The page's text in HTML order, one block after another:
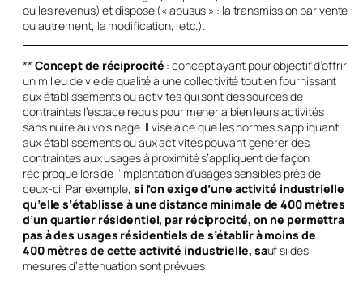
ou les revenus) et disposé (« abusus » : la transmission par vente
ou autrement, la modification, etc.).
** Concept de réciprocité : concept ayant pour objectif d’offrir
un milieu de vie de qualité à une collectivité tout en fournissant
aux établissements ou activités qui sont des sources de
contraintes l’espace requis pour mener à bien leurs activités
sans nuire au voisinage. Il vise à ce que les normes s’appliquant
aux établissements ou aux activités pouvant générer des
contraintes aux usages à proximité s’appliquent de façon
réciproque lors de l’implantation d’usages sensibles près de
ceux-ci. Par exemple, si l’on exige d’une activité industrielle
qu’elle s’établisse à une distance minimale de 400 mètres
d’un quartier résidentiel, par réciprocité, on ne permettra
pas à des usages résidentiels de s’établir à moins de
400 mètres de cette activité industrielle, sauf si des
mesures d’atténuation sont prévues